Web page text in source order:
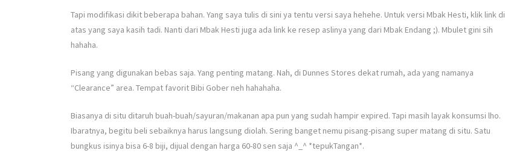
Tapi modifikasi dikit beberapa bahan. Yang saya tulis di sini ya tentu versi saya hehehe. Untuk versi Mbak Hesti, klik link di
atas yang saya kasih tadi. Nanti dari Mbak Hesti juga ada link ke resep aslinya yang dari Mbak Endang ;). Mbulet gini sih
hahaha.
Pisang yang digunakan bebas saja. Yang penting matang. Nah, di Dunnes Stores dekat rumah, ada yang namanya
“Clearance” area. Tempat favorit Bibi Gober neh hahahaha.
Biasanya di situ ditaruh buah-buah/sayuran/makanan apa pun yang sudah hampir expired. Tapi masih layak konsumsi lho.
Ibaratnya, begitu beli sebaiknya harus langsung diolah. Sering banget nemu pisang-pisang super matang di situ. Satu
bungkus isinya bisa 6-8 biji, dijual dengan harga 60-80 sen saja ^_^ *tepukTangan*.